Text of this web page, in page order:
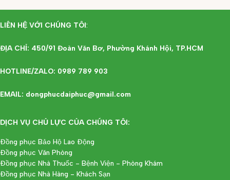
LIÊN HỆ VỚI CHÚNG TÔI:
ĐỊA CHỈ: 450/91 Đoàn Văn Bơ, Phường Khánh Hội, TP.HCM
HOTLINE/ZALO: 0989 789 903
EMAIL: dongphucdaiphuc@gmail.com
DỊCH VỤ CHỦ LỰC CỦA CHÚNG TÔI:
Đồng phục Bảo Hộ Lao Động
Đồng phục Văn Phòng
Đồng phục Nhà Thuốc - Bệnh Viện - Phòng Khám
Đồng phục Nhà Hàng - Khách Sạn